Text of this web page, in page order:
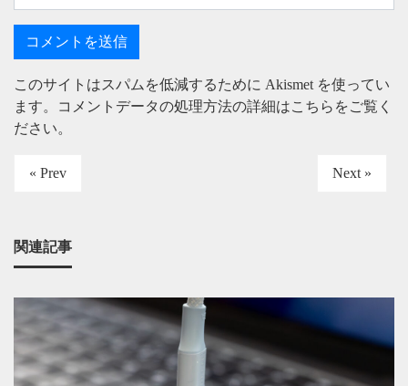
このサイトはスパムを低減するために Akismet を使ってい
ます。
コメントデータの処理方法の詳細はこちらをご覧く
ださい。
« Prev Next »
関連記事